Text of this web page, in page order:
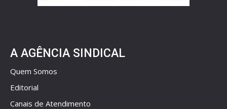
A AGÊNCIA SINDICAL
Quem Somos
Editorial
Canais de Atendimento